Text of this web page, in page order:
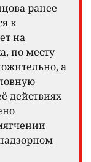
ранее
к
на
по месту
а
действиях